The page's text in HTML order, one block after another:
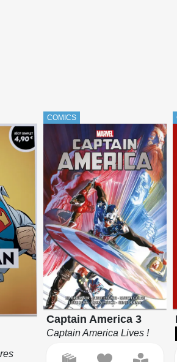
COMICS
Captain America 3
Captain America Lives !